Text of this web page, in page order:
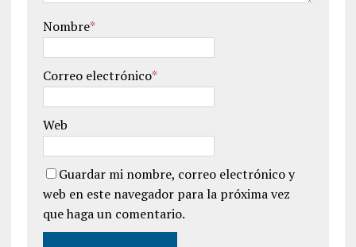
Nombre*
Correo electrónico*
Web
Guardar mi nombre, correo electrónico y
web en este navegador para la próxima vez
que haga un comentario.